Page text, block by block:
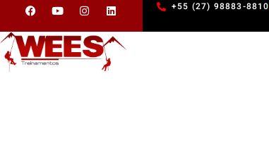
+55 (27) 98883-8810